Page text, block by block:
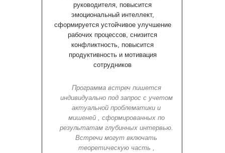
Программа встреч пишется
индивидуально под запрос с учетом
актуальной проблематики и
мишеней , сформированных по
результатам глубинных интервью.
Встречи могут включать
теоретическую часть ,
руководителя, повысится
эмоциональный интеллект,
сформируется устойчивое улучшение
рабочих процессов, снизится
конфликтность, повысится
продуктивность и мотивация
сотрудников